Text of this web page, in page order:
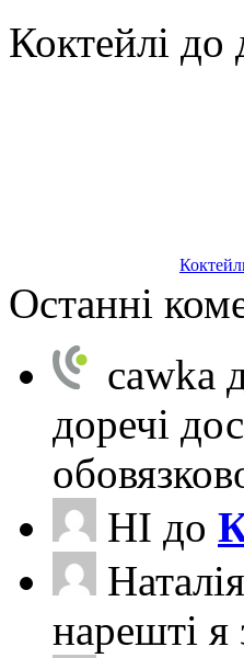
Коктейлі до
Останні
cawka
доречі
НІ до
Наталія
нарешті я